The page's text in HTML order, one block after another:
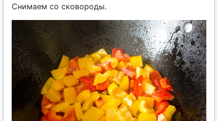
Снимаем со сковороды.